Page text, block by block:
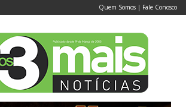
Quem Somos | Fale Conosco